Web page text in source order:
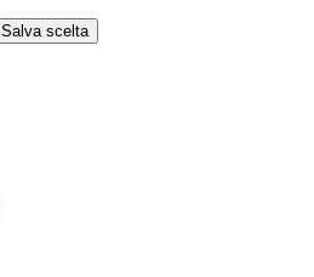
Salva scelta